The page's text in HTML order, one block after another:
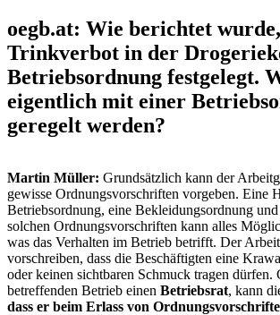
oegb.at: Wie berichtet
Trinkverbot in der
Betriebsordnung festgelegt.
eigentlich mit einer
geregelt werden?
Martin Müller: Grundsätzlich kann der
gewisse Ordnungsvorschriften vorgeben. Eine
Betriebsordnung, eine Bekleidungsordnung
solchen Ordnungsvorschriften kann alles
was das Verhalten im Betrieb betrifft. Der
vorschreiben, dass die Beschäftigten eine
oder keinen sichtbaren Schmuck tragen dürfen.
betreffenden Betrieb einen Betriebsrat, kann
dass er beim Erlass von